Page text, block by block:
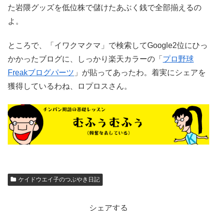
た岩隈グッズを低位株で儲けたあぶく銭で全部揃えるの
よ。
ところで、「イワクマクマ」で検索してGoogle2位にひっ
かかったブログに、しっかり楽天カラーの「 プロ野球
Freakブログパーツ 」が貼ってあったわ。着実にシェアを
獲得しているわね、ロプロスさん。
ケイドウエイ子のつぶやき日記
シェアする